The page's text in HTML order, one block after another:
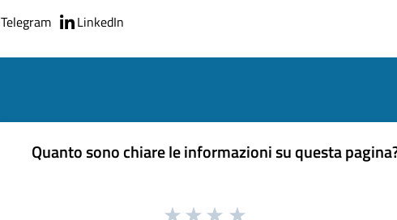
Telegram LinkedIn
Quanto sono chiare le informazioni su questa